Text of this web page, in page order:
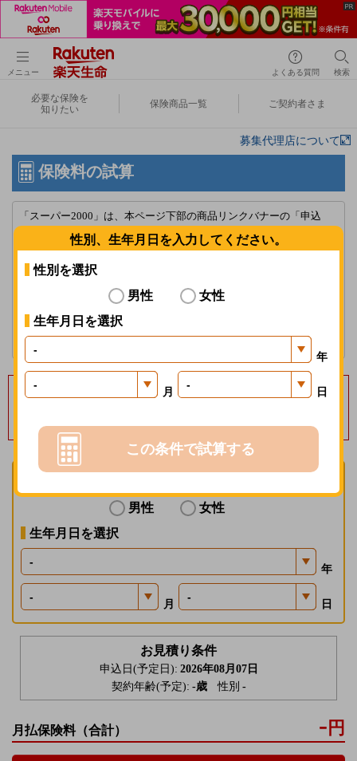
メニュー よくある質問 検索
必要な保険を
知りたい
保険商品一覧 ご契約者さま
募集代理店について
性別、生年月日を入力してください。
性別を選択
男性
女性
生年月日を選択
年
月 日
この条件で試算する
保険料の試算
「スーパー2000」は、本ページ下部の商品リンクバナーの「申込
み」からお進みください。
「楽天生命スーパー医療保険」における入院給付金日額1,000円の新
規申込みの受付停止について
ブラウザの[戻る]を使用しないでください。選択したプランが正しく
毎月保険料１％分の
募集経費の削減効果等を楽天会員に還元する制度で、一定の条件があります。
男性
女性
生年月日を選択
年
月 日
お見積り条件
申込日(予定日): 2026年08月07日
契約年齢(予定): -歳 性別 -
月払保険料（合計） - 円